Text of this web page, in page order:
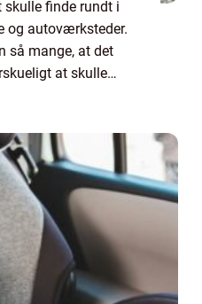
finde rundt i
og autoværksteder.
så mange, at det
at skulle